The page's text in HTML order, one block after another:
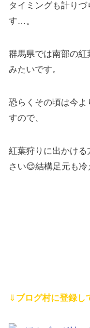
タイミングも計り
す…。
群馬県では南部の
みたいです。
恐らくその頃は今よ
すので、
紅葉狩りに出かけ
さい😌結構足元も冷
⇓ ブログ村に登録し